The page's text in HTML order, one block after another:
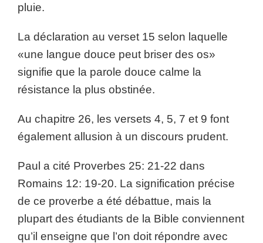
pluie.
La déclaration au verset 15 selon laquelle
«une langue douce peut briser des os»
signifie que la parole douce calme la
résistance la plus obstinée.
Au chapitre 26, les versets 4, 5, 7 et 9 font
également allusion à un discours prudent.
Paul a cité Proverbes 25: 21-22 dans
Romains 12: 19-20. La signification précise
de ce proverbe a été débattue, mais la
plupart des étudiants de la Bible conviennent
qu’il enseigne que l’on doit répondre avec